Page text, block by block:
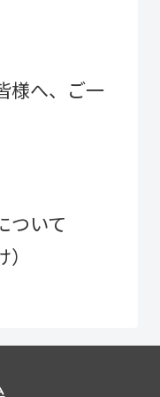
様へ、ご一
ついて